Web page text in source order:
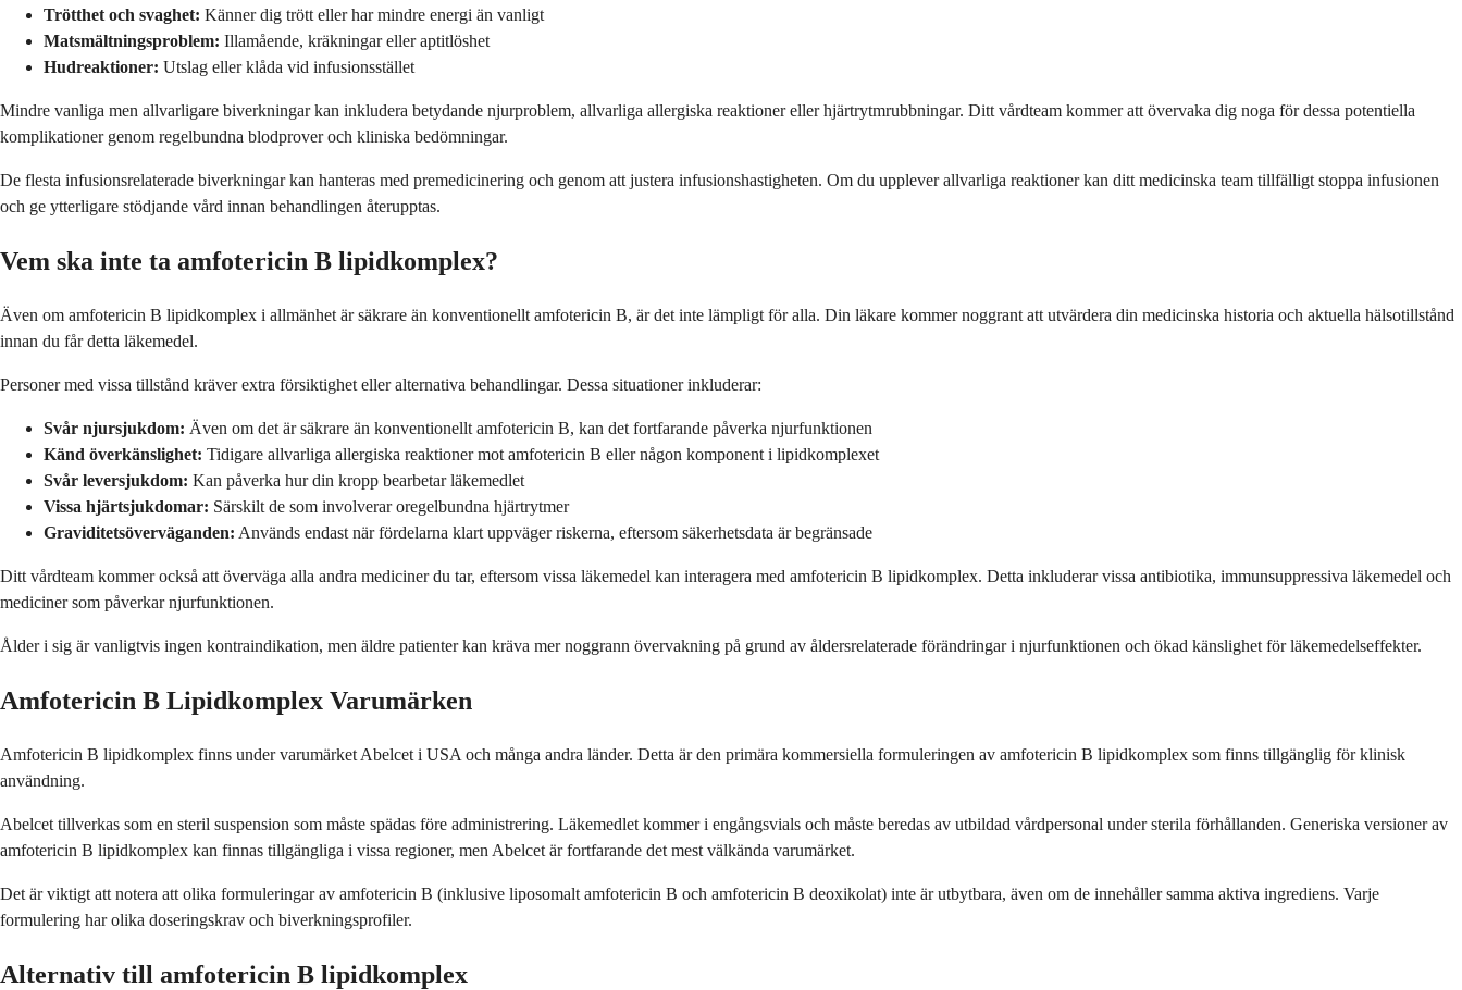
Trötthet och svaghet: Känner dig trött eller har mindre energi än vanligt
Matsmältningsproblem: Illamående, kräkningar eller aptitlöshet
Hudreaktioner: Utslag eller klåda vid infusionsstället
Mindre vanliga men allvarligare biverkningar kan inkludera betydande njurproblem, allvarliga allergiska reaktioner eller hjärtrytmrubbningar. Ditt vårdteam kommer att övervaka dig noga för dessa potentiella
komplikationer genom regelbundna blodprover och kliniska bedömningar.
De flesta infusionsrelaterade biverkningar kan hanteras med premedicinering och genom att justera infusionshastigheten. Om du upplever allvarliga reaktioner kan ditt medicinska team tillfälligt stoppa infusionen
och ge ytterligare stödjande vård innan behandlingen återupptas.
Vem ska inte ta amfotericin B lipidkomplex?
Även om amfotericin B lipidkomplex i allmänhet är säkrare än konventionellt amfotericin B, är det inte lämpligt för alla. Din läkare kommer noggrant att utvärdera din medicinska historia och aktuella hälsotillstånd
innan du får detta läkemedel.
Personer med vissa tillstånd kräver extra försiktighet eller alternativa behandlingar. Dessa situationer inkluderar:
Svår njursjukdom: Även om det är säkrare än konventionellt amfotericin B, kan det fortfarande påverka njurfunktionen
Känd överkänslighet: Tidigare allvarliga allergiska reaktioner mot amfotericin B eller någon komponent i lipidkomplexet
Svår leversjukdom: Kan påverka hur din kropp bearbetar läkemedlet
Vissa hjärtsjukdomar: Särskilt de som involverar oregelbundna hjärtrytmer
Graviditetsöverväganden: Används endast när fördelarna klart uppväger riskerna, eftersom säkerhetsdata är begränsade
Ditt vårdteam kommer också att överväga alla andra mediciner du tar, eftersom vissa läkemedel kan interagera med amfotericin B lipidkomplex. Detta inkluderar vissa antibiotika, immunsuppressiva läkemedel och
mediciner som påverkar njurfunktionen.
Ålder i sig är vanligtvis ingen kontraindikation, men äldre patienter kan kräva mer noggrann övervakning på grund av åldersrelaterade förändringar i njurfunktionen och ökad känslighet för läkemedelseffekter.
Amfotericin B Lipidkomplex Varumärken
Amfotericin B lipidkomplex finns under varumärket Abelcet i USA och många andra länder. Detta är den primära kommersiella formuleringen av amfotericin B lipidkomplex som finns tillgänglig för klinisk
användning.
Abelcet tillverkas som en steril suspension som måste spädas före administrering. Läkemedlet kommer i engångsvials och måste beredas av utbildad vårdpersonal under sterila förhållanden. Generiska versioner av
amfotericin B lipidkomplex kan finnas tillgängliga i vissa regioner, men Abelcet är fortfarande det mest välkända varumärket.
Det är viktigt att notera att olika formuleringar av amfotericin B (inklusive liposomalt amfotericin B och amfotericin B deoxikolat) inte är utbytbara, även om de innehåller samma aktiva ingrediens. Varje
formulering har olika doseringskrav och biverkningsprofiler.
Alternativ till amfotericin B lipidkomplex